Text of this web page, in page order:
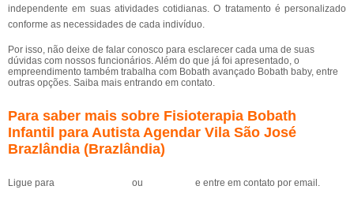
independente em suas atividades cotidianas. O tratamento é personalizado
conforme as necessidades de cada indivíduo.
Por isso, não deixe de falar conosco para esclarecer cada uma de suas
dúvidas com nossos funcionários. Além do que já foi apresentado, o
empreendimento também trabalha com Bobath avançado Bobath baby, entre
outras opções. Saiba mais entrando em contato.
Para saber mais sobre Fisioterapia Bobath
Infantil para Autista Agendar Vila São José
Brazlândia (Brazlândia)
Ligue para ou e entre em contato por email.